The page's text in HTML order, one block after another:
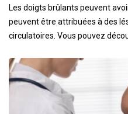
Les doigts brûlants peuvent
peuvent être attribuées à des
circulatoires. Vous pouvez